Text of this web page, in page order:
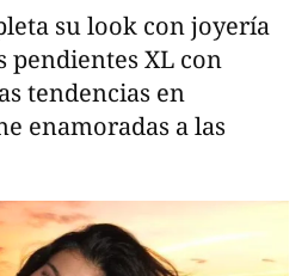
su look con joyería
pendientes XL con
tendencias en
enamoradas a las